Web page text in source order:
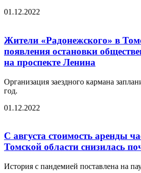
01.12.2022
Жители «Радонежского» в
появления остановки
на проспекте Ленина
Организация заездного кармана
год.
01.12.2022
С августа стоимость аренды
Томской области снизилась
История с пандемией поставлена на